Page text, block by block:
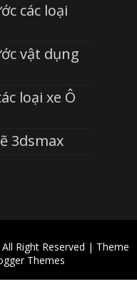
các loại
vật dụng
loại xe Ô
3dsmax
Right Reserved | Theme
Themes